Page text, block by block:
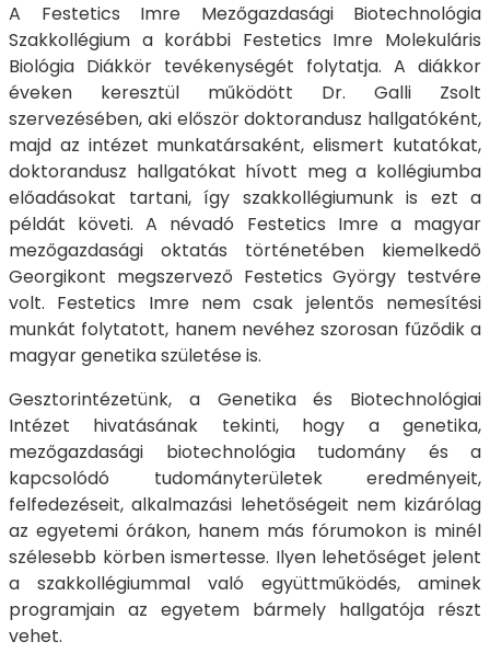
A Festetics Imre Mezőgazdasági Biotechnológia
Szakkollégium a korábbi Festetics Imre Molekuláris
Biológia Diákkör tevékenységét folytatja. A diákkor
éveken keresztül működött Dr. Galli Zsolt
szervezésében, aki először doktorandusz hallgatóként,
majd az intézet munkatársaként, elismert kutatókat,
doktorandusz hallgatókat hívott meg a kollégiumba
előadásokat tartani, így szakkollégiumunk is ezt a
példát követi. A névadó Festetics Imre a magyar
mezőgazdasági oktatás történetében kiemelkedő
Georgikont megszervező Festetics György testvére
volt. Festetics Imre nem csak jelentős nemesítési
munkát folytatott, hanem nevéhez szorosan fűződik a
magyar genetika születése is.
Gesztorintézetünk, a Genetika és Biotechnológiai
Intézet hivatásának tekinti, hogy a genetika,
mezőgazdasági biotechnológia tudomány és a
kapcsolódó tudományterületek eredményeit,
felfedezéseit, alkalmazási lehetőségeit nem kizárólag
az egyetemi órákon, hanem más fórumokon is minél
szélesebb körben ismertesse. Ilyen lehetőséget jelent
a szakkollégiummal való együttműködés, aminek
programjain az egyetem bármely hallgatója részt
vehet.